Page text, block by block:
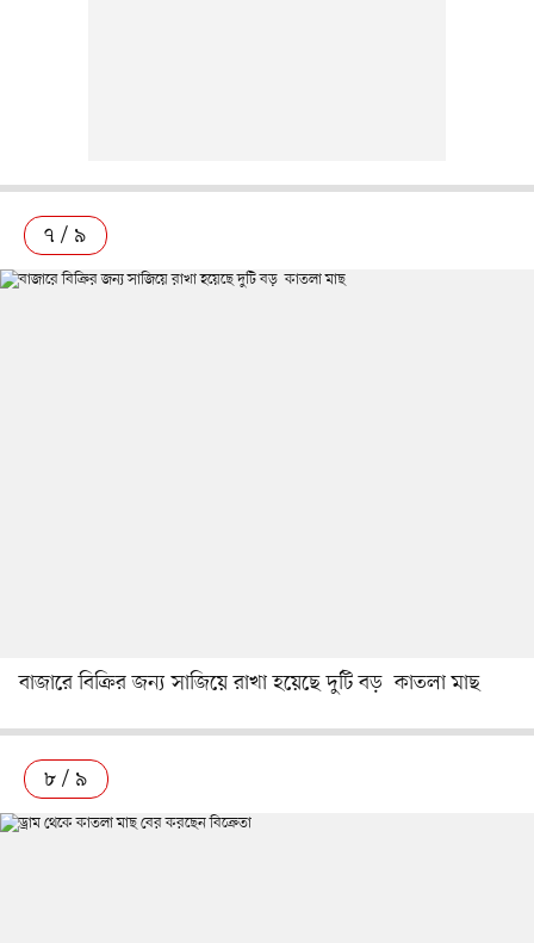
৭ / ৯
বাজারে বিক্রির জন্য সাজিয়ে রাখা হয়েছে দুটি বড় কাতলা মাছ
৮ / ৯